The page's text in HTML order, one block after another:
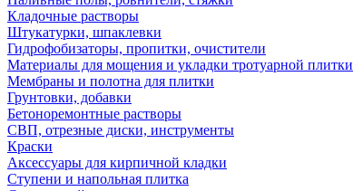
Кладочные растворы
Штукатурки, шпаклевки
Гидрофобизаторы, пропитки, очистители
Материалы для мощения и укладки тротуарной плитки
Мембраны и полотна для плитки
Грунтовки, добавки
Бетоноремонтные растворы
СВП, отрезные диски, инструменты
Краски
Аксессуары для кирпичной кладки
Ступени и напольная плитка